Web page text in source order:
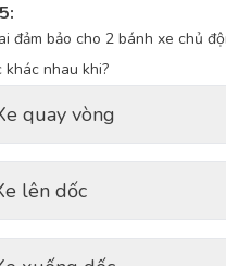
đảm bảo cho 2 bánh xe chủ
khác nhau khi?
quay vòng
lên dốc